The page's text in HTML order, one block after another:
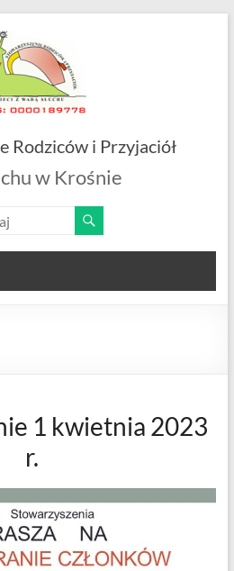
Rodziców i Przyjaciół
w Krośnie
1 kwietnia 2023
r.